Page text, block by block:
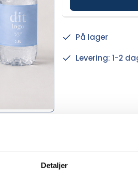
Detaljer
På lager
Levering: 1-2